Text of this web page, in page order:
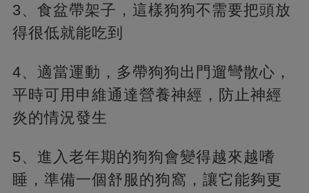
3、食盆帶架子，這樣狗狗不需要把頭放
得很低就能吃到
4、適當運動，多帶狗狗出門遛彎散心，
平時可用申維通達營養神經，防止神經
炎的情況發生
5、進入老年期的狗狗會變得越來越嗜
睡，準備一個舒服的狗窩，讓它能夠更